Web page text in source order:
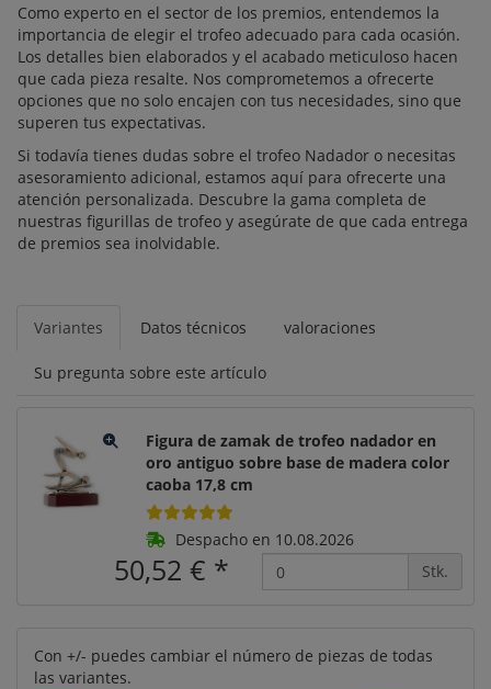
Como experto en el sector de los premios, entendemos la
importancia de elegir el trofeo adecuado para cada ocasión.
Los detalles bien elaborados y el acabado meticuloso hacen
que cada pieza resalte. Nos comprometemos a ofrecerte
opciones que no solo encajen con tus necesidades, sino que
superen tus expectativas.
Si todavía tienes dudas sobre el trofeo Nadador o necesitas
asesoramiento adicional, estamos aquí para ofrecerte una
atención personalizada. Descubre la gama completa de
nuestras figurillas de trofeo y asegúrate de que cada entrega
de premios sea inolvidable.
Variantes Datos técnicos valoraciones
Su pregunta sobre este artículo
Figura de zamak de trofeo nadador en
oro antiguo sobre base de madera color
caoba 17,8 cm
Despacho en 10.08.2026
50,52 € * Stk.
Con +/- puedes cambiar el número de piezas de todas
las variantes.